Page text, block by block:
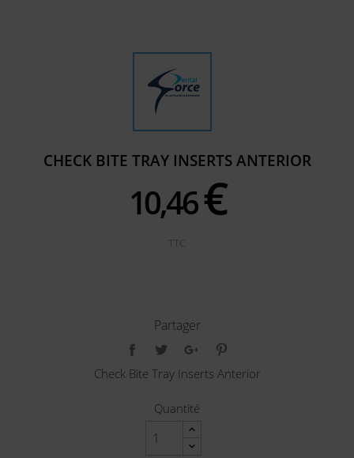
CHECK BITE TRAY INSERTS ANTERIOR
10,46€
TTC
Partager
Check Bite Tray Inserts Anterior
Quantité